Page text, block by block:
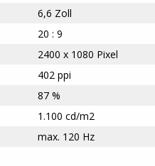
6,6 Zoll
20 : 9
2400 x 1080 Pixel
402 ppi
87 %
1.100 cd/m2
max. 120 Hz